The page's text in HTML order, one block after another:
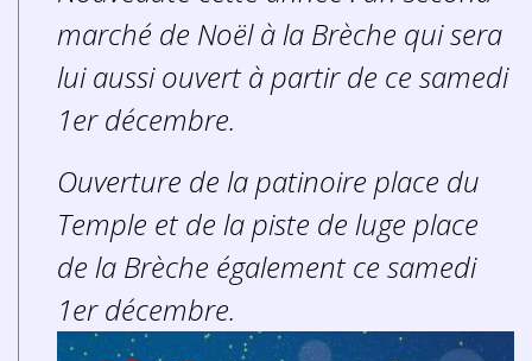
marché de Noël à la Brèche qui sera
lui aussi ouvert à partir de ce samedi
1er décembre.
Ouverture de la patinoire place du
Temple et de la piste de luge place
de la Brèche également ce samedi
1er décembre.